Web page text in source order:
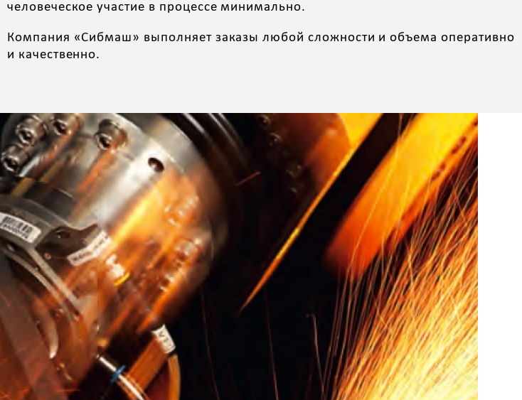
человеческое участие в процессе минимально.
Компания «Сибмаш» выполняет заказы любой сложности и объема оперативно
и качественно.